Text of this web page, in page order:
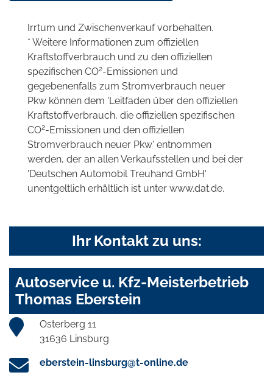
Irrtum und Zwischenverkauf vorbehalten.
* Weitere Informationen zum offiziellen
Kraftstoffverbrauch und zu den offiziellen
spezifischen CO2-Emissionen und
gegebenenfalls zum Stromverbrauch neuer
Pkw können dem 'Leitfaden über den offiziellen
Kraftstoffverbrauch, die offiziellen spezifischen
CO2-Emissionen und den offiziellen
Stromverbrauch neuer Pkw' entnommen
werden, der an allen Verkaufsstellen und bei der
'Deutschen Automobil Treuhand GmbH'
unentgeltlich erhältlich ist unter www.dat.de.
Ihr Kontakt zu uns:
Autoservice u. Kfz-Meisterbetrieb
Thomas Eberstein
Osterberg 11
31636 Linsburg
eberstein-linsburg@t-online.de